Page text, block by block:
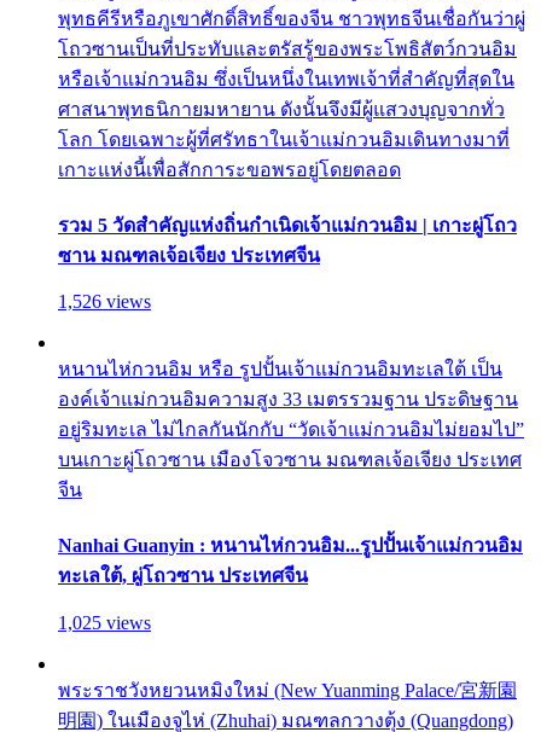
พุทธคีรีหรือภูเขาศักดิ์สิทธิ์ของจีน ชาวพุทธจีนเชื่อกันว่าผู่
โถวซานเป็นที่ประทับและตรัสรู้ของพระโพธิสัตว์กวนอิม
หรือเจ้าแม่กวนอิม ซึ่งเป็นหนึ่งในเทพเจ้าที่สำคัญที่สุดใน
ศาสนาพุทธนิกายมหายาน ดังนั้นจึงมีผู้แสวงบุญจากทั่ว
โลก โดยเฉพาะผู้ที่ศรัทธาในเจ้าแม่กวนอิมเดินทางมาที่
เกาะแห่งนี้เพื่อสักการะขอพรอยู่โดยตลอด
รวม 5 วัดสำคัญแห่งถิ่นกำเนิดเจ้าแม่กวนอิม | เกาะผู่โถว
ซาน มณฑลเจ้อเจียง ประเทศจีน
1,526 views
หนานไห่กวนอิม หรือ รูปปั้นเจ้าแม่กวนอิมทะเลใต้ เป็น
องค์เจ้าแม่กวนอิมความสูง 33 เมตรรวมฐาน ประดิษฐาน
อยู่ริมทะเล ไม่ไกลกันนักกับ “วัดเจ้าแม่กวนอิมไม่ยอมไป”
บนเกาะผู่โถวซาน เมืองโจวซาน มณฑลเจ้อเจียง ประเทศ
จีน
Nanhai Guanyin : หนานไห่กวนอิม...รูปปั้นเจ้าแม่กวนอิม
ทะเลใต้, ผู่โถวซาน ประเทศจีน
1,025 views
พระราชวังหยวนหมิงใหม่ (New Yuanming Palace/宮新園
明園) ในเมืองจูไห่ (Zhuhai) มณฑลกวางตุ้ง (Quangdong)